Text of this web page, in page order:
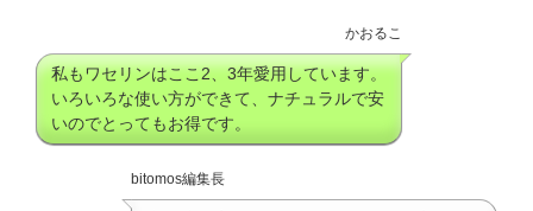
かおるこ
私もワセリンはここ2、3年愛用しています。
いろいろな使い方ができて、ナチュラルで安
いのでとってもお得です。
bitomos編集長